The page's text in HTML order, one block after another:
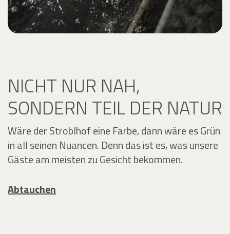
NICHT NUR NAH,
SONDERN TEIL DER NATUR
Wäre der Stroblhof eine Farbe, dann wäre es Grün
in all seinen Nuancen. Denn das ist es, was unsere
Gäste am meisten zu Gesicht bekommen.
Abtauchen